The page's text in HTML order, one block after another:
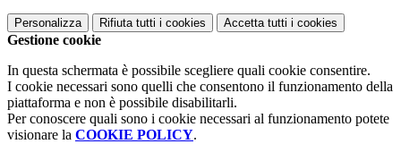
Personalizza Rifiuta tutti i cookies Accetta tutti i cookies
Gestione cookie
In questa schermata è possibile scegliere quali cookie consentire.
I cookie necessari sono quelli che consentono il funzionamento della
piattaforma e non è possibile disabilitarli.
Per conoscere quali sono i cookie necessari al funzionamento potete
visionare la COOKIE POLICY.